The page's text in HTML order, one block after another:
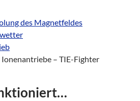
des Magnetfeldes
Ionenantriebe – TIE-Fighter